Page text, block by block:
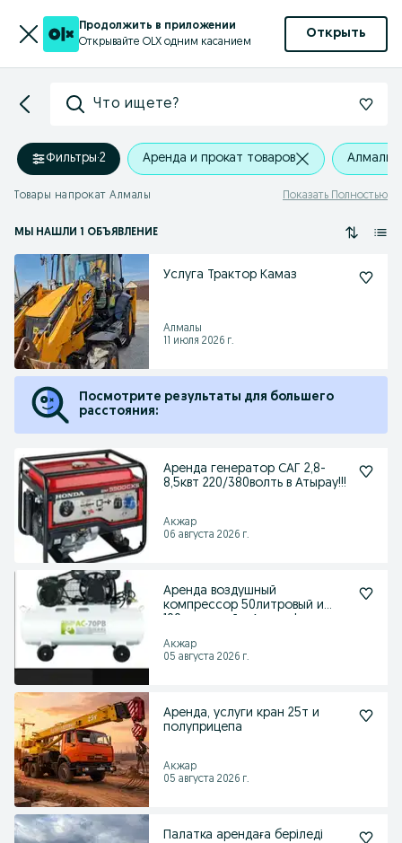
Продолжить в приложении
Открывайте OLX одним касанием
Открыть
Что ищете?
Фильтры·2 Аренда и прокат товаров Алмалы
Товары напрокат Алмалы Показать Полностью
МЫ НАШЛИ 1 ОБЪЯВЛЕНИЕ
Услуга Трактор Камаз
Алмалы
11 июля 2026 г.
Посмотрите результаты для большего
расстояния:
Аренда генератор САГ 2,8-
8,5квт 220/380волть в Атырау!!!
Акжар
06 августа 2026 г.
Аренда воздушный
компрессор 50литровый и
Акжар
05 августа 2026 г.
Аренда, услуги кран 25т и
полуприцепа
Акжар
05 августа 2026 г.
Палатка арендаға беріледі